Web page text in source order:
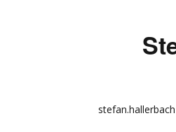
stefan.hallerbach